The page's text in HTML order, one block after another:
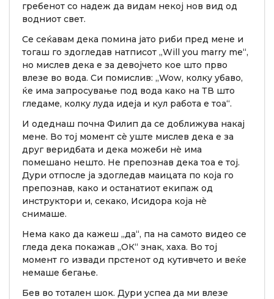
гребенот со надеж да видам некој нов вид од
водниот свет.
Се сеќавам дека помина јато риби пред мене и
тогаш го здогледав натписот „Will you marry me“,
но мислев дека е за девојчето кое што прво
влезе во вода. Си помислив: „Wow, колку убаво,
ќе има запросување под вода како на ТВ што
гледаме, колку луда идеја и кул работа е тоа“.
И одеднаш почна Филип да се доближува накај
мене. Во тој момент сè уште мислев дека е за
друг веридбата и дека можеби нè има
помешано нешто. Не препознав дека тоа е тој.
Дури отпосле ја здогледав маицата по која го
препознав, како и останатиот екипаж од
инструктори и, секако, Исидора која нè
снимаше.
Нема како да кажеш „да“, па на самото видео се
гледа дека покажав „ОК“ знак, хаха. Во тој
момент го извади прстенот од кутивчето и веќе
немаше бегање.
Бев во тотален шок. Дури успеа да ми влезе